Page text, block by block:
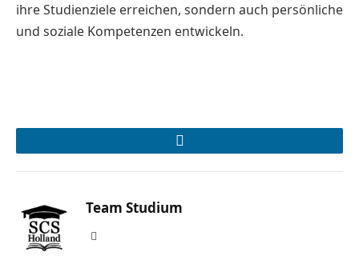
ihre Studienziele erreichen, sondern auch persönliche
und soziale Kompetenzen entwickeln.
LinkedIn
Team Studium